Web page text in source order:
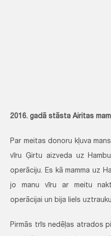
2016. gadā stāsta Airitas
Par meitas donoru kļuva
vīru Ģirtu aizveda uz
operāciju. Es kā mamma uz
jo manu vīru ar meitu
operācijai un bija liels
Pirmās trīs nedēļas atrados